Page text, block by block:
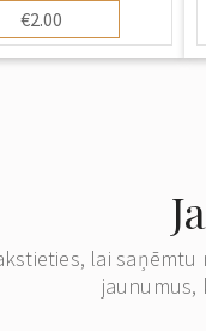
€2.00
lai
jaunumus,